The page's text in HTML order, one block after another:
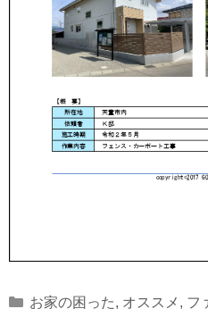
Categories
お家の困った, オススメ , フ